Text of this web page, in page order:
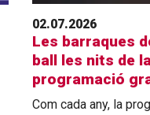
02.07.2026
Les barraques
ball les nits de
programació
Com cada any, la